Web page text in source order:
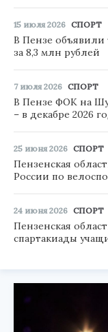
15 июля 2026 СПОРТ
В Пензе объявили
за 8,3 млн рублей
7 июля 2026 СПОРТ
В Пензе ФОК на
– в декабре 2026
25 июня 2026 СПОРТ
Пензенская
России по
24 июня 2026 СПОРТ
Пензенская
спартакиады